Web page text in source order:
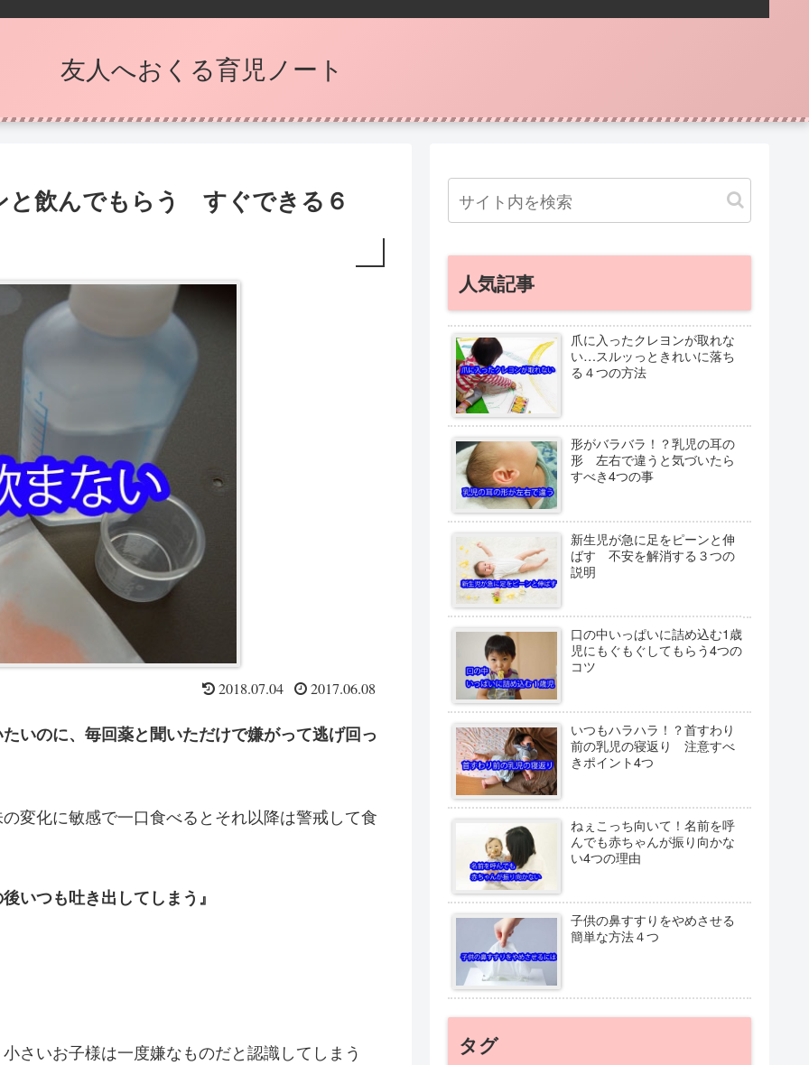
友人へおくる育児ノート
飲んでもらう すぐできる６
2018.07.04 2017.06.08
いのに、毎回薬と聞いただけで嫌がって逃げ回っ
変化に敏感で一口食べるとそれ以降は警戒して食
いつも吐き出してしまう』
さいお子様は一度嫌なものだと認識してしまう
人気記事
爪に入ったクレヨンが取れな
い…スルッっときれいに落ち
る４つの方法
形がバラバラ！？乳児の耳の
形 左右で違うと気づいたら
すべき4つの事
新生児が急に足をピーンと伸
ばす 不安を解消する３つの
説明
口の中いっぱいに詰め込む1歳
児にもぐもぐしてもらう4つの
コツ
いつもハラハラ！？首すわり
前の乳児の寝返り 注意すべ
きポイント4つ
ねぇこっち向いて！名前を呼
んでも赤ちゃんが振り向かな
い4つの理由
子供の鼻すすりをやめさせる
簡単な方法４つ
タグ